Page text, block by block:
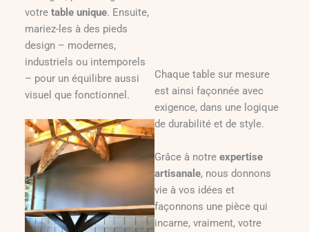
Chaque table sur mesure
est ainsi façonnée avec
exigence, dans une logique
de durabilité et de style.
Grâce à notre expertise
artisanale, nous donnons
vie à vos idées et
façonnons une pièce qui
incarne, vraiment, votre
votre table unique. Ensuite,
mariez-les à des pieds
design – modernes,
industriels ou intemporels
– pour un équilibre aussi
visuel que fonctionnel.